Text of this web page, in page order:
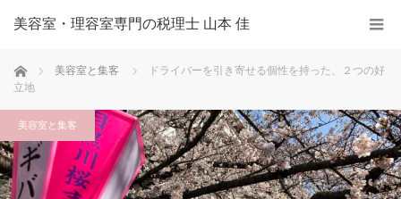
美容室・理容室専門の税理士 山本 佳
ホーム 美容室と集客
ドライバーを引き寄せる個性を持った、２つの好
立地
美容室と集客